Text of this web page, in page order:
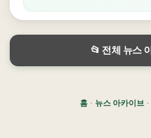
📂 전체 뉴스
홈 · 뉴스 아카이브 ·